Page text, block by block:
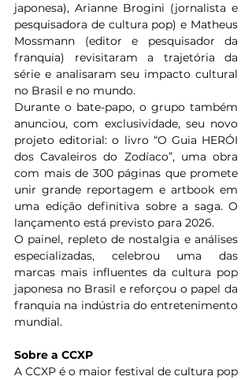
japonesa), Arianne Brogini (jornalista e
pesquisadora de cultura pop) e Matheus
Mossmann (editor e pesquisador da
franquia) revisitaram a trajetória da
série e analisaram seu impacto cultural
no Brasil e no mundo.
Durante o bate-papo, o grupo também
anunciou, com exclusividade, seu novo
projeto editorial: o livro “O Guia HERÓI
dos Cavaleiros do Zodíaco”, uma obra
com mais de 300 páginas que promete
unir grande reportagem e artbook em
uma edição definitiva sobre a saga. O
lançamento está previsto para 2026.
O painel, repleto de nostalgia e análises
especializadas, celebrou uma das
marcas mais influentes da cultura pop
japonesa no Brasil e reforçou o papel da
franquia na indústria do entretenimento
mundial.
Sobre a CCXP
A CCXP é o maior festival de cultura pop